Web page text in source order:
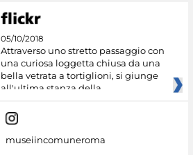
05/10/2018
Attraverso uno stretto passaggio con
una curiosa loggetta chiusa da una
bella vetrata a tortiglioni, si giunge
all'ultima stanza della
museiincomuneroma